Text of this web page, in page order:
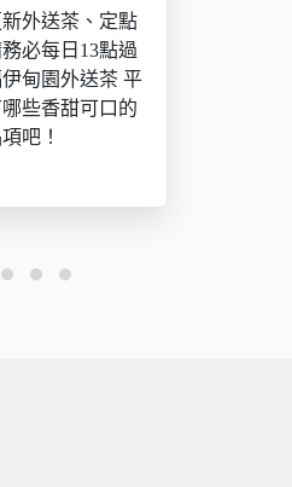
外送茶、定點
必每日13點過
甸園外送茶 平
些香甜可口的
吧！